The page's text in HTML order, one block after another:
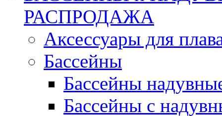
РАСПРОДАЖА
Аксессуары для
Бассейны
Бассейны
Бассейны с